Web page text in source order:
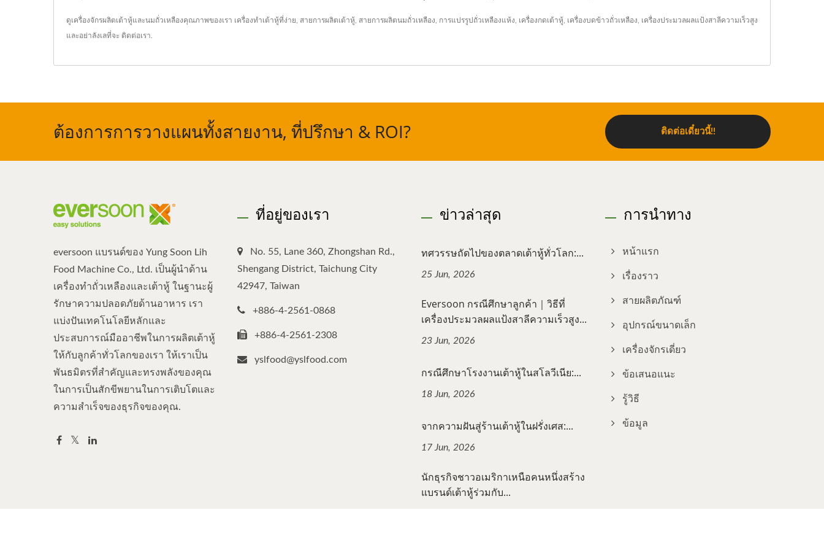
ดูเครื่องจักรผลิตเต้าหู้และนมถั่วเหลืองคุณภาพของเรา เครื่องทำเต้าหู้ที่ง่าย สายการผลิตเต้าหู้ สายการผลิตนมถั่วเหลือง การแปรรูปถั่วเหลืองแห้ง เครื่องกดเต้าหู้ เครื่องบดข้าวถั่วเหลือง เครื่องประมวลผลแป้งสาลีความเร็วสูง
และอย่าลังเลที่จะ ติดต่อเรา
ต้องการการวางแผนทั้งสายงาน, ที่ปรึกษา & ROI? ติดต่อเดี๋ยวนี้!!
eversoon แบรนด์ของ Yung Soon Lih
Food Machine Co., Ltd. เป็นผู้นำด้าน
เครื่องทำถั่วเหลืองและเต้าหู้ ในฐานะผู้
รักษาความปลอดภัยด้านอาหาร เรา
แบ่งปันเทคโนโลยีหลักและ
ประสบการณ์มืออาชีพในการผลิตเต้าหู้
ให้กับลูกค้าทั่วโลกของเรา ให้เราเป็น
พันธมิตรที่สำคัญและทรงพลังของคุณ
ในการเป็นสักขีพยานในการเติบโตและ
ความสำเร็จของธุรกิจของคุณ.
ที่อยู่ของเรา
No. 55, Lane 360, Zhongshan Rd.,
Shengang District, Taichung City
42947, Taiwan
+886-4-2561-0868
+886-4-2561-2308
yslfood@yslfood.com
ข่าวล่าสุด
ทศวรรษถัดไปของตลาดเต้าหู้ทั่วโลก:...
25 Jun, 2026
Eversoon กรณีศึกษาลูกค้า｜วิธีที่
เครื่องประมวลผลแป้งสาลีความเร็วสูง...
23 Jun, 2026
กรณีศึกษาโรงงานเต้าหู้ในสโลวีเนีย:...
18 Jun, 2026
จากความฝันสู่ร้านเต้าหู้ในฝรั่งเศส:...
17 Jun, 2026
นักธุรกิจชาวอเมริกาเหนือคนหนึ่งสร้าง
แบรนด์เต้าหู้ร่วมกับ...
การนำทาง
หน้าแรก
เรื่องราว
สายผลิตภัณฑ์
อุปกรณ์ขนาดเล็ก
เครื่องจักรเดี่ยว
ข้อเสนอแนะ
รู้วิธี
ข้อมูล